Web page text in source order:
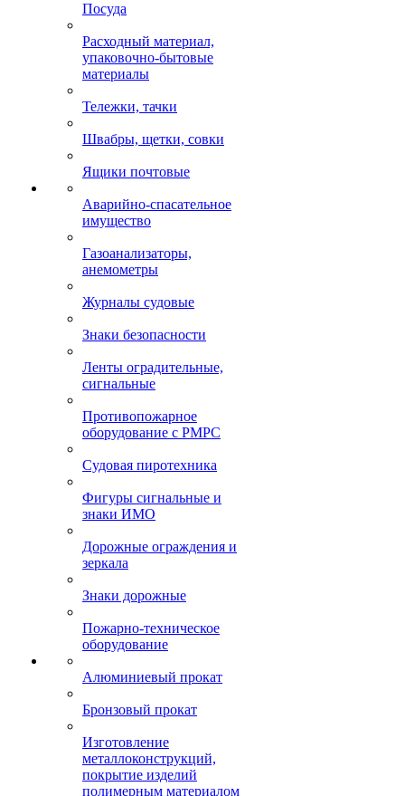
Посуда
Расходный материал,
упаковочно-бытовые
материалы
Тележки, тачки
Швабры, щетки, совки
Ящики почтовые
Аварийно-спасательное
имущество
Газоанализаторы,
анемометры
Журналы судовые
Знаки безопасности
Ленты оградительные,
сигнальные
Противопожарное
оборудование с РМРС
Судовая пиротехника
Фигуры сигнальные и
знаки ИМО
Дорожные ограждения и
зеркала
Знаки дорожные
Пожарно-техническое
оборудование
Алюминиевый прокат
Бронзовый прокат
Изготовление
металлоконструкций,
покрытие изделий
полимерным материалом